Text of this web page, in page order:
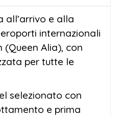
all’arrivo e alla
internazionali
(Queen Alia), con
per tutte le
selezionato con
e prima